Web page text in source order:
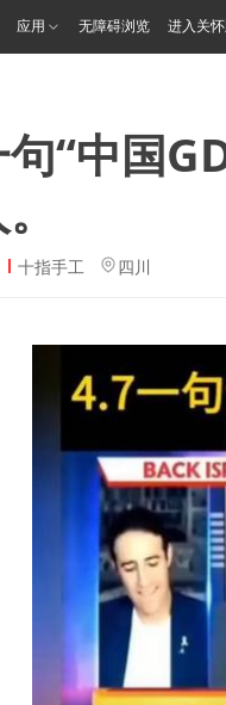
应用 无障碍浏览 进入关
“中国
十指手工 四川